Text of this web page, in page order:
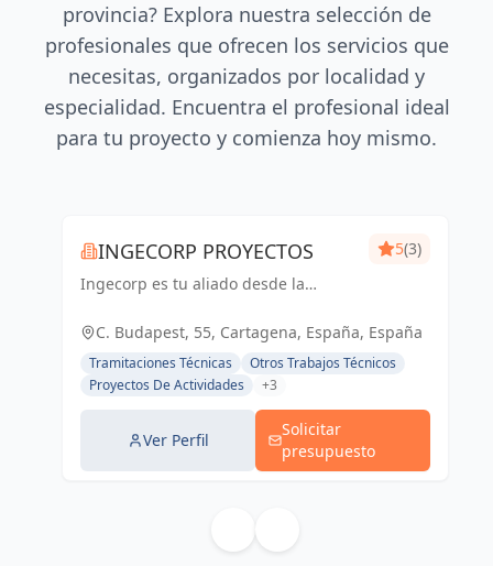
provincia? Explora nuestra selección de
profesionales que ofrecen los servicios que
necesitas, organizados por localidad y
especialidad. Encuentra el profesional ideal
para tu proyecto y comienza hoy mismo.
INGECORP PROYECTOS
Ingecorp es tu aliado desde la
proyecto. Especializados en licencias,
proyectos ejecutivos, reformas y
energía solar. Expertos compr...
5(3)
C. Budapest, 55, Cartagena, España, España
Tramitaciones Técnicas
Otros Trabajos Técnicos
Proyectos De Actividades
+3
Ver Perfil
Solicitar
presupuesto